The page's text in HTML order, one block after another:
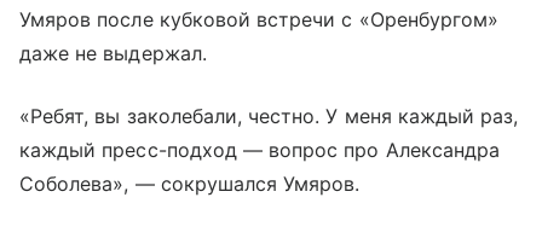
Умяров после кубковой встречи с «Оренбургом»
даже не выдержал.
«Ребят, вы заколебали, честно. У меня каждый раз,
каждый пресс-подход — вопрос про Александра
Соболева», — сокрушался Умяров.